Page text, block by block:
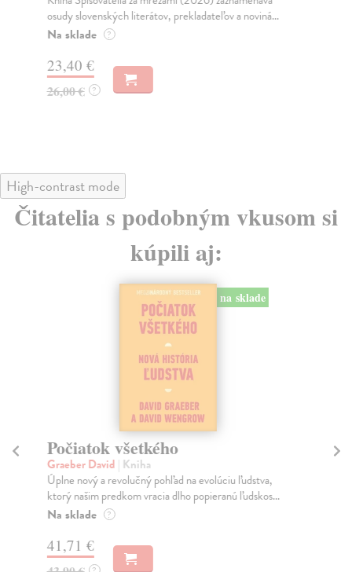
osudy slovenských literátov, prekladateľov a noviná...
Na sklade ?
23,40 €
26,00 € ?
High-contrast mode
Čitatelia s podobným vkusom si
kúpili aj:
na sklade
Počiatok všetkého
Graeber David | Kniha
Úplne nový a revolučný pohľad na evolúciu ľudstva,
ktorý našim predkom vracia dlho popieranú ľudskos...
Na sklade ?
41,71 €